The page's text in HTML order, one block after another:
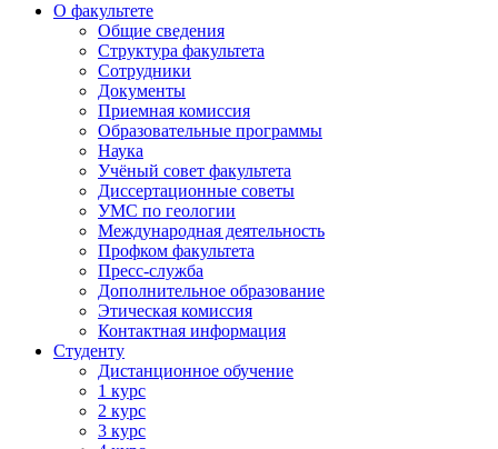
О факультете
Общие сведения
Структура факультета
Сотрудники
Документы
Приемная комиссия
Образовательные программы
Наука
Учёный совет факультета
Диссертационные советы
УМС по геологии
Международная деятельность
Профком факультета
Пресс-служба
Дополнительное образование
Этическая комиссия
Контактная информация
Студенту
Дистанционное обучение
1 курс
2 курс
3 курс